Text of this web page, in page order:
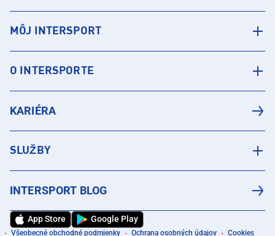
MÔJ INTERSPORT
O INTERSPORTE
KARIÉRA
SLUŽBY
INTERSPORT BLOG
App Store Google Play
Všeobecné obchodné podmienky Ochrana osobných údajov Cookies